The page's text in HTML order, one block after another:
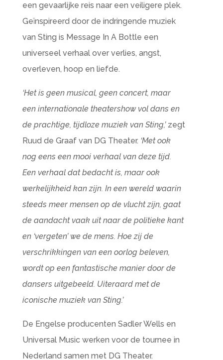
een gevaarlijke reis naar een veiligere plek.
Geïnspireerd door de indringende muziek
van Sting is Message In A Bottle een
universeel verhaal over verlies, angst,
overleven, hoop en liefde.
‘Het is geen musical, geen concert, maar
een internationale theatershow vol dans en
de prachtige, tijdloze muziek van Sting,’zegt
Ruud de Graaf van DG Theater. ‘Met ook
nog eens een mooi verhaal van deze tijd.
Een verhaal dat bedacht is, maar ook
werkelijkheid kan zijn. In een wereld waarin
steeds meer mensen op de vlucht zijn, gaat
de aandacht vaak uit naar de politieke kant
en ‘vergeten’ we de mens. Hoe zij de
verschrikkingen van een oorlog beleven,
wordt op een fantastische manier door de
dansers uitgebeeld. Uiteraard met de
iconische muziek van Sting.’
De Engelse producenten Sadler Wells en
Universal Music werken voor de tournee in
Nederland samen met DG Theater.